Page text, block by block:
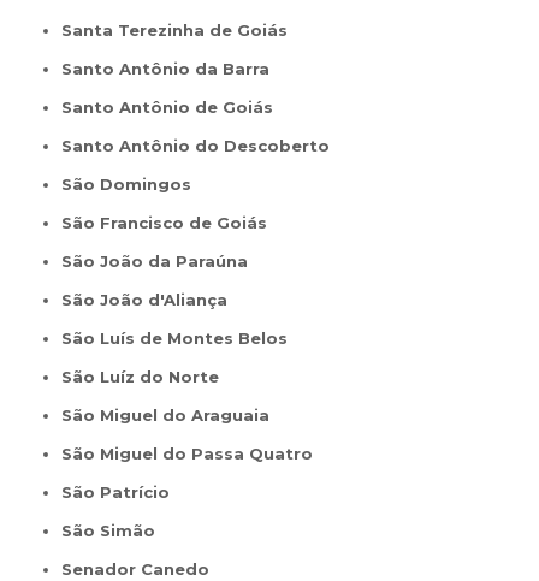
Santa Terezinha de Goiás
Santo Antônio da Barra
Santo Antônio de Goiás
Santo Antônio do Descoberto
São Domingos
São Francisco de Goiás
São João da Paraúna
São João d'Aliança
São Luís de Montes Belos
São Luíz do Norte
São Miguel do Araguaia
São Miguel do Passa Quatro
São Patrício
São Simão
Senador Canedo